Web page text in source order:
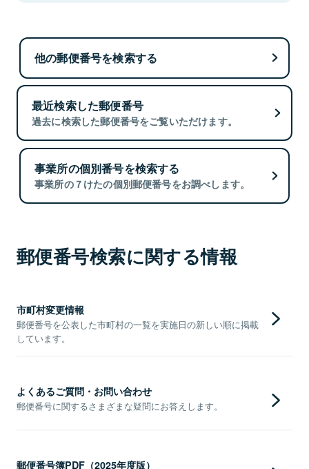
他の郵便番号を検索する
最近検索した郵便番号
過去に検索した郵便番号をご覧いただけます。
事業所の個別番号を検索する
事業所の７けたの個別郵便番号をお調べします。
郵便番号検索に関する情報
市町村変更情報
郵便番号を公表した市町村の一覧を実施日の新しい順に掲載
しています。
よくあるご質問・お問い合わせ
郵便番号に関するさまざまな疑問にお答えします。
郵便番号簿PDF（2025年度版）